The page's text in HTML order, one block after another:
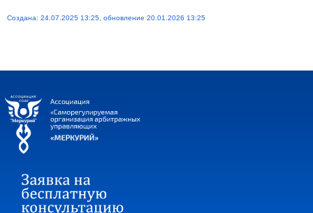
Создана: 24.07.2025 13:25, обновление 20.01.2026 13:25